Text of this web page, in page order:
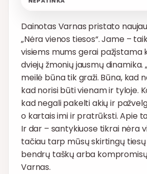
Dainotas Varnas pristato
„Nėra vienos tiesos“. Jame –
visiems mums gerai pažįstama
dviejų žmonių jausmų dinamika.
meilė būna tik graži. Būna, kad
kad norisi būti vienam ir tyloje.
kad negali pakelti akių ir
o kartais imi ir pratrūksti. Apie
Ir dar – santykiuose tikrai nėra
tačiau tarp mūsų skirtingų
bendrų taškų arba
Varnas.